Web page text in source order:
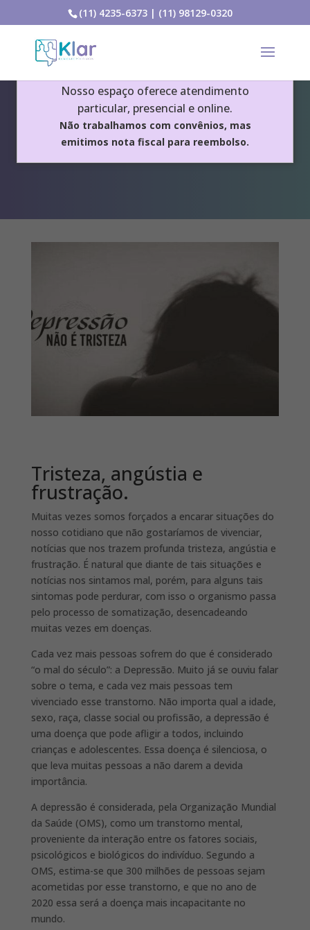
Nosso espaço oferece atendimento
particular, presencial e online.
Não trabalhamos com convênios, mas
emitimos nota fiscal para reembolso.
(11) 4235-6373 | (11) 98129-0320
Depressão
Tristeza, angústia e
frustração.
Muitas vezes somos forçados a encarar situações do
nosso cotidiano que não gostaríamos de vivenciar,
notícias que nos trazem profunda tristeza, angústia e
frustração. É natural que diante de tais situações e
notícias nos sintamos mal, porém, para alguns tais
sintomas pode perdurar, com isso o organismo passa
pelo processo de somatização, desencadeando
muitas vezes em doenças.
Cada vez mais pessoas sofrem do que é considerado
“o mal do século”: a Depressão. Muito já se ouviu falar
sobre o tema, e cada vez mais pessoas tem
vivenciado esse transtorno. Não importa qual a idade,
sexo, raça, classe social ou profissão, a depressão é
uma doença que pode afligir a todos, incluindo
crianças e adolescentes. Essa doença é silenciosa, o
que leva muitas pessoas a não darem a devida
importância.
A depressão é considerada, pela Organização Mundial
da Saúde (OMS), como um transtorno mental,
proveniente da interação entre os fatores sociais,
psicológicos e biológicos do indivíduo. Segundo a
OMS, estima-se que 300 milhões de pessoas sejam
acometidas por esse transtorno, e que no ano de
2020 essa será a doença mais incapacitante no
mundo.